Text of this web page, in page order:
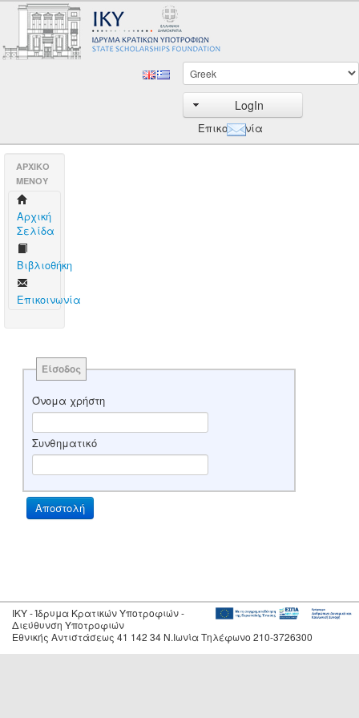
LogIn
Επικοινωνία
AΡΧΙΚΟ
ΜΕΝΟΥ
Aρχική
Σελίδα
Βιβλιοθήκη
Επικοινωνία
Είσοδος
Όνομα χρήστη
Συνθηματικό
IKY - Ίδρυμα Κρατικών Υποτροφιών -
Διεύθυνση Υποτροφιών
Εθνικής Αντιστάσεως 41 142 34 Ν.Ιωνία Τηλέφωνο 210-3726300